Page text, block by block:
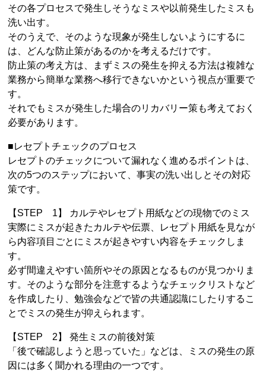
その各プロセスで発生しそうなミスや以前発生したミスも
洗い出す。
そのうえで、そのような現象が発生しないようにするに
は、どんな防止策があるのかを考えるだけです。
防止策の考え方は、まずミスの発生を抑える方法は複雑な
業務から簡単な業務へ移行できないかという視点が重要で
す。
それでもミスが発生した場合のリカバリー策も考えておく
必要があります。
■レセプトチェックのプロセス
レセプトのチェックについて漏れなく進めるポイントは、
次の5つのステップにおいて、事実の洗い出しとその対応
策です。
【STEP 1】 カルテやレセプト用紙などの現物でのミス
実際にミスが起きたカルテや伝票、レセプト用紙を見なが
ら内容項目ごとにミスが起きやすい内容をチェックしま
す。
必ず間違えやすい箇所やその原因となるものが見つかりま
す。そのような部分を注意するようなチェックリストなど
を作成したり、勉強会などで皆の共通認識にしたりするこ
とでミスの発生が抑えられます。
【STEP 2】 発生ミスの前後対策
「後で確認しようと思っていた」などは、ミスの発生の原
因には多く聞かれる理由の一つです。